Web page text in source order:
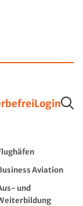
Login
Aviation
und